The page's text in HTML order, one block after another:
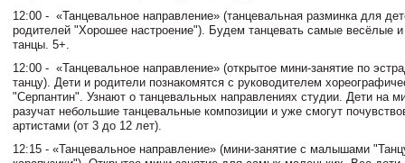
12:00 - «Танцевальное направление» (танцевальная разминка для
родителей "Хорошее настроение"). Будем танцевать самые весёлые
танцы. 5+.
12:00 - «Танцевальное направление» (открытое мини-занятие по
танцу). Дети и родители познакомятся с руководителем
"Серпантин". Узнают о танцевальных направлениях студии. Дети на
разучат небольшие танцевальные композиции и уже смогут
артистами (от 3 до 12 лет).
12:15 - «Танцевальное направление» (мини-занятие с малышами